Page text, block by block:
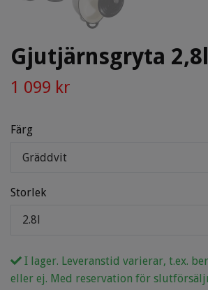
Gjutjärnsgryta
1 099 kr
Färg
Gräddvit
Storlek
2.8l
I lager. Leveranstid varierar, t.ex.
eller ej. Med reservation för